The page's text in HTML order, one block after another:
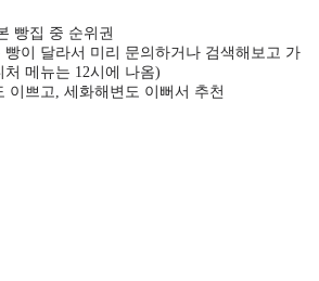
빵집 중 순위권
이 달라서 미리 문의하거나 검색해보고 가
메뉴는 12시에 나옴)
이쁘고, 세화해변도 이뻐서 추천